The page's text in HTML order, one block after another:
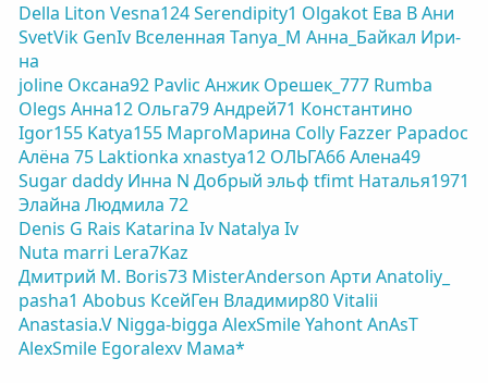
Della Liton Vesna124Serendipity1 Olgakot Ева ВАни
SvetVik GenIv Вселенная Tanya_M Анна_Байкал Ири-
на
joline Оксана92 Pavlic Анжик Орешек_777 Rumba
Olegs Анна12 Ольга79Андрей71 Константино
Igor155 Katya155 МаргоМарина Colly Fazzer Papadoc
Алёна 75 Laktionka xnastya12 ОЛЬГА66Алена49
Sugar daddy Инна N Добрый эльф tfimt Наталья1971
Элайна Людмила 72
Denis G Rais Katarina Iv Natalya Iv
Nuta marri Lera7Kaz
Дмитрий М. Boris73 MisterAnderson Арти Anatoliy_
pasha1 Abobus КсейГен Владимир80Vitalii
Anastasia.V Nigga-bigga AlexSmileYahontAnAsT
AlexSmile Egoralexv Мама*